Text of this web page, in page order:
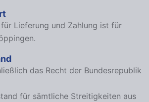
Lieferung und Zahlung ist für
das Recht der Bundesrepublik
für sämtliche Streitigkeiten aus